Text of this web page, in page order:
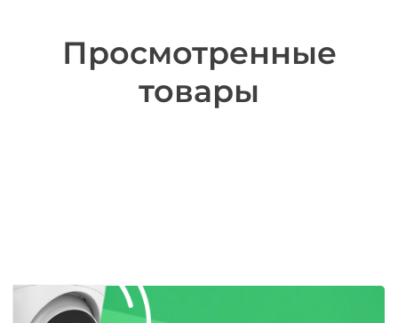
Просмотренные
товары